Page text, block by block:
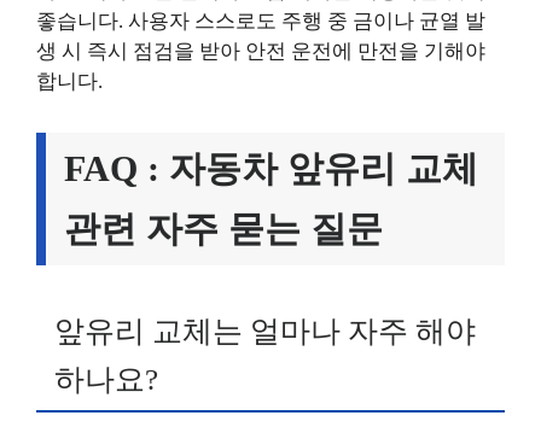
좋습니다. 사용자 스스로도 주행 중 금이나 균열 발
생 시 즉시 점검을 받아 안전 운전에 만전을 기해야
합니다.
FAQ : 자동차 앞유리 교체
관련 자주 묻는 질문
앞유리 교체는 얼마나 자주 해야
하나요?